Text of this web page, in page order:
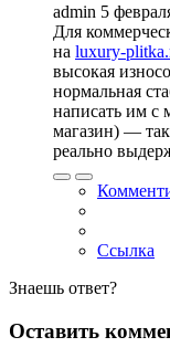
admin 5
Для
на luxury-
высокая
нормальная
написать им с
магазин) —
реально
Ссылка
Знаешь ответ?
Оставить